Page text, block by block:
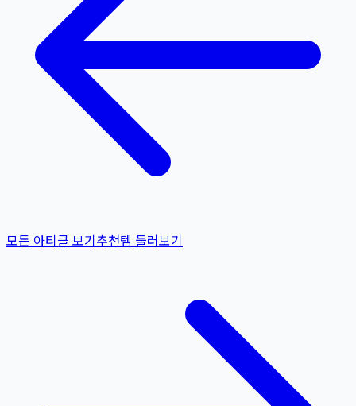
모든 아티클 보기추천템 둘러보기